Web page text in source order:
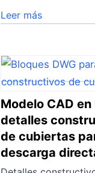
Leer más
Modelo CAD en
detalles
de cubiertas
descarga